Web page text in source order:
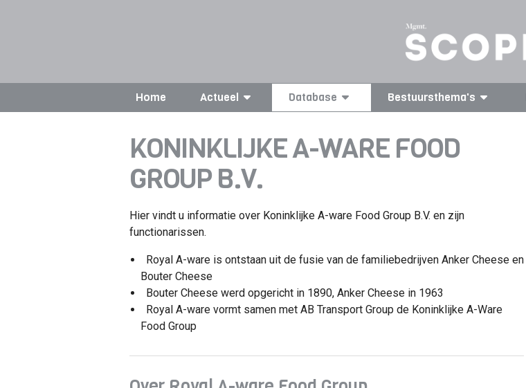
Home Actueel Database Bestuursthema's
KONINKLIJKE A-WARE FOOD
GROUP B.V.
Hier vindt u informatie over Koninklijke A-ware Food Group B.V. en zijn
functionarissen.
Royal A-ware is ontstaan uit de fusie van de familiebedrijven Anker Cheese en
Bouter Cheese
Bouter Cheese werd opgericht in 1890, Anker Cheese in 1963
Royal A-ware vormt samen met AB Transport Group de Koninklijke A-Ware
Food Group